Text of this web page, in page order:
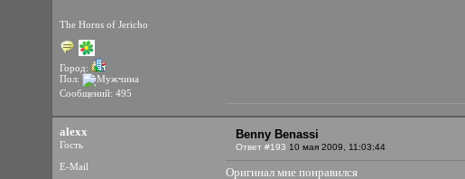
The Horns of Jericho
Город:
Пол:
Сообщений: 495
alexx
Гость
E-Mail
Benny Benassi
Ответ #193 10 мая 2009, 11:03:44
Оригинал мне понравился